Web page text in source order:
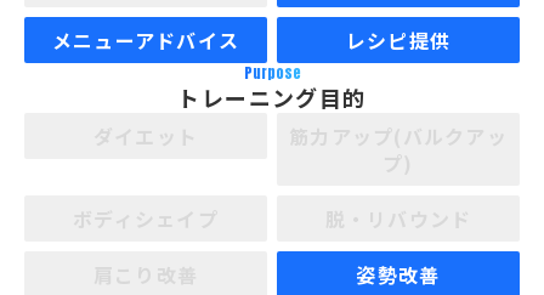
メニューアドバイス
レシピ提供
Purpose
トレーニング目的
姿勢改善